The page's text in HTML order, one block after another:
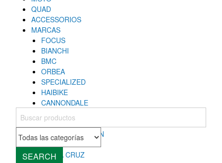
QUAD
ACCESSORIOS
MARCAS
FOCUS
BIANCHI
BMC
ORBEA
SPECIALIZED
HAIBIKE
CANNONDALE
COLNAGO
MONDRAKER
ROCKY MOUNTAIN
CUBE
SANTA CRUZ
SEARCH